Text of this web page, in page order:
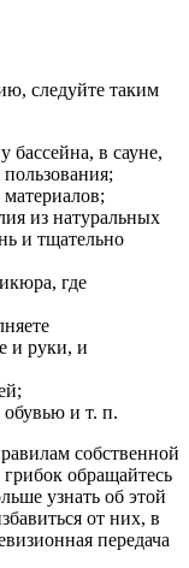
следуйте таким
бассейна, в сауне,
из натуральных
и тщательно
где
и руки, и
и т. п.
собственной
обращайтесь
узнать об этой
от них, в
передача